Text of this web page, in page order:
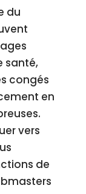
du
santé,
congés
en
vers
de